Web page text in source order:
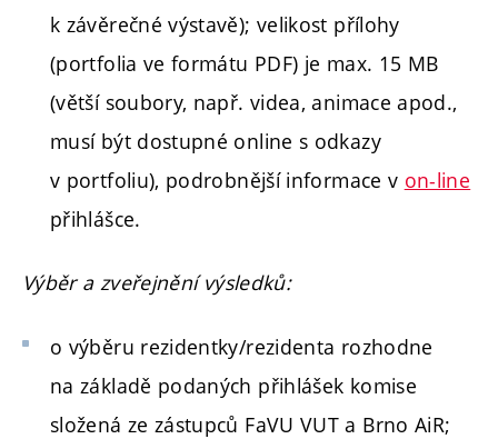
k závěrečné výstavě); velikost přílohy
(portfolia ve formátu PDF) je max. 15 MB
(větší soubory, např. videa, animace apod.,
musí být dostupné online s odkazy
v portfoliu), podrobnější informace v on-line
přihlášce.
Výběr a zveřejnění výsledků:
o výběru rezidentky/rezidenta rozhodne
na základě podaných přihlášek komise
složená ze zástupců FaVU VUT a Brno AiR;